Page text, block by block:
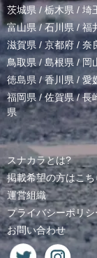
茨城県 / 栃木県 / 埼
富山県 /石川県/福
滋賀県 / 京都府 / 奈
鳥取県/ 島根県 /岡
徳島県 /香川県 / 愛
福岡県/佐賀県/長
県
スナカラとは?
掲載希望の方はこち
運営組織
プライバシーポリシ
お問い合わせ